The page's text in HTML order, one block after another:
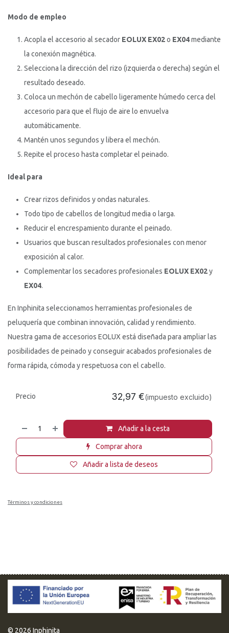
Modo de empleo
Acopla el accesorio al secador EOLUX EX02o EX04mediante
la conexión magnética.
Selecciona la dirección del rizo (izquierda o derecha) según el
resultado deseado.
Coloca un mechón de cabello ligeramente húmedo cerca del
accesorio para que el flujo de aire lo envuelva
automáticamente.
Mantén unos segundos y libera el mechón.
Repite el proceso hasta completar el peinado.
Ideal para
Crear rizos definidos y ondas naturales.
Todo tipo de cabellos de longitud media o larga.
Reducir el encrespamiento durante el peinado.
Usuarios que buscan resultados profesionales con menor
exposición al calor.
Complementar los secadores profesionales EOLUX EX02y
EX04.
En Inphinita seleccionamos herramientas profesionales de
peluquería que combinan innovación, calidad y rendimiento.
Nuestra gama de accesorios EOLUX está diseñada para ampliar las
posibilidades de peinado y conseguir acabados profesionales de
forma rápida, cómoda y respetuosa con el cabello.
Añadir a la cesta
Comprar ahora
Añadir a lista de deseos
Precio 32,97 €(impuesto excluido)
Términos y condiciones
© 2026 Inphinita